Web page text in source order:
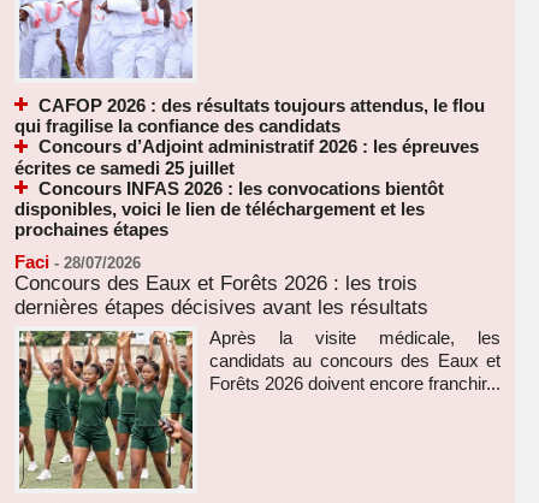
CAFOP 2026 : des résultats toujours attendus, le flou
qui fragilise la confiance des candidats
Concours d’Adjoint administratif 2026 : les épreuves
écrites ce samedi 25 juillet
Concours INFAS 2026 : les convocations bientôt
disponibles, voici le lien de téléchargement et les
prochaines étapes
Faci - 28/07/2026
Concours des Eaux et Forêts 2026 : les trois
dernières étapes décisives avant les résultats
Après la visite médicale, les
candidats au concours des Eaux et
Forêts 2026 doivent encore franchir...